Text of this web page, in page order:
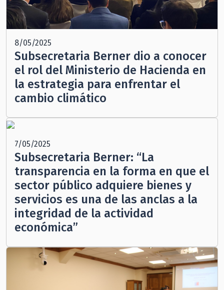
8/05/2025
Subsecretaria Berner dio a conocer
el rol del Ministerio de Hacienda en
la estrategia para enfrentar el
cambio climático
7/05/2025
Subsecretaria Berner: “La
transparencia en la forma en que el
sector público adquiere bienes y
servicios es una de las anclas a la
integridad de la actividad
económica”